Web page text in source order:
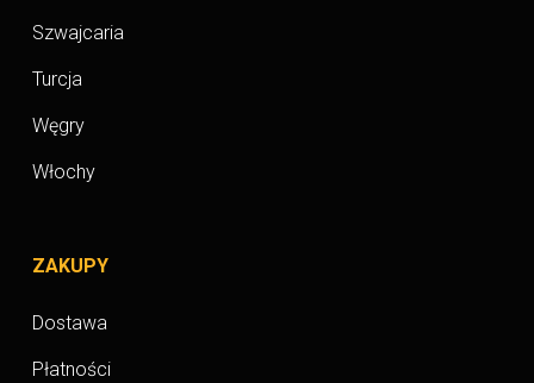
Szwajcaria
Turcja
Węgry
Włochy
ZAKUPY
Dostawa
Płatności